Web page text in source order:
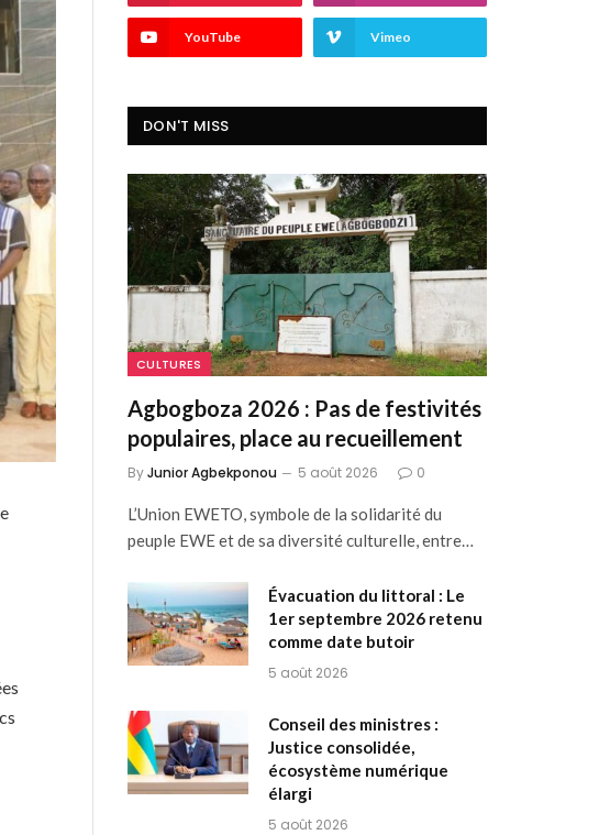
YouTube Vimeo
DON'T MISS
CULTURES
Agbogboza 2026 : Pas de festivités
populaires, place au recueillement
ByJunior Agbekponou 5 août 2026 0
L’Union EWETO, symbole de la solidarité du
peuple EWE et de sa diversité culturelle, entre…
Évacuation du littoral : Le
1er septembre 2026 retenu
comme date butoir
5 août 2026
Conseil des ministres :
Justice consolidée,
écosystème numérique
élargi
5 août 2026